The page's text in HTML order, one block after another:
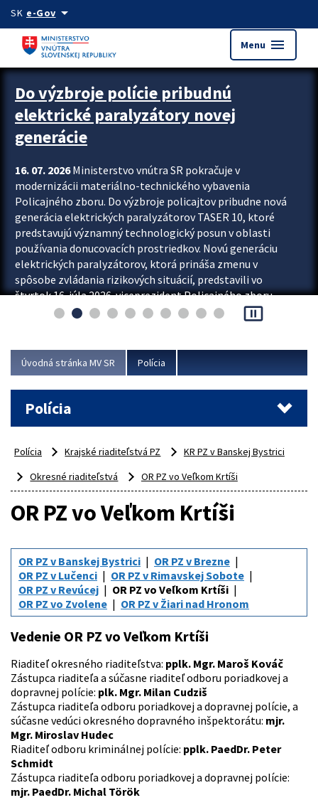
Preskocit na hlavný obsah
SK e-Govarrow_drop_down
Menu menu
Zastavit automatický posun upútavok
Do výzbroje polície pribudnú
elektrické paralyzátory novej
generácie
16. 07. 2026Ministerstvo vnútra SR pokračuje v
modernizácii materiálno-technického vybavenia
Policajného zboru. Do výzbroje policajtov pribudne nová
generácia elektrických paralyzátorov TASER 10, ktoré
predstavujú významný technologický posun v oblasti
používania donucovacích prostriedkov. Novú generáciu
elektrických paralyzátorov, ktorá prináša zmenu v
spôsobe zvládania rizikových situácií, predstavili vo
štvrtok 16. júla 2026 viceprezident Policajného zboru
Rastislav Polakovič a riaditeľ odboru výcviku...
pause_presentation
Úvodná stránka MV SR Polícia
Polícia
Polícia Krajské riaditeľstvá PZ
KR PZ v Banskej Bystrici
Okresné riaditeľstvá
OR PZ vo Veľkom Krtíši
OR PZ vo Veľkom Krtíši
OR PZ v Banskej Bystrici
OR PZ v Brezne
OR PZ v Lučenci
OR PZ v Rimavskej Sobote
OR PZ v Revúcej
OR PZ vo Veľkom Krtíši
OR PZ vo Zvolene
OR PZ v Žiari nad Hronom
Vedenie OR PZ vo Veľkom Krtíši
Riaditeľ okresného riaditeľstva: pplk. Mgr. Maroš Kováč
Zástupca riaditeľa a súčasne riaditeľ odboru poriadkovej a
dopravnej polície: plk. Mgr. Milan Cudziš
Zástupca riaditeľa odboru poriadkovej a dopravnej polície, a
súčasne vedúci okresného dopravného inšpektorátu: mjr.
Mgr. Miroslav Hudec
Riaditeľ odboru kriminálnej polície: pplk. PaedDr. Peter
Schmidt
Zástupca riaditeľa odboru poriadkovej a dopravnej polície:
mjr. PaedDr. Michal Török